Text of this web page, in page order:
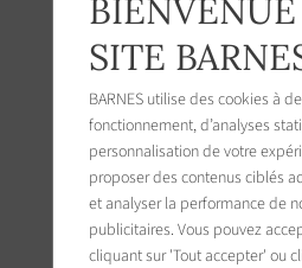
BARNES Saint-Tropez
9, avenue du 8 mai 1945
SITE
BARNES utilise des cookies à
fonctionnement, d’analyses
personnalisation de votre
proposer des contenus ciblés
et analyser la performance de
publicitaires. Vous pouvez
cliquant sur 'Tout accepter' ou